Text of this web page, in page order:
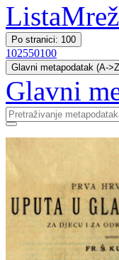
Lista
Po stranici: 100
102550100
Glavni metapodatak (A-
Glavni